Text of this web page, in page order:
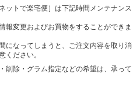
ットで楽宅便］は下記時間メンテナンス
報変更およびお買物をすることができま
になってしまうと、ご注文内容を取り消
ください。
削除・グラム指定などの希望は、承って